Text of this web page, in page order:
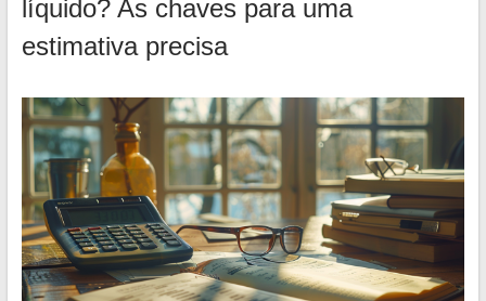
líquido? As chaves para uma
estimativa precisa